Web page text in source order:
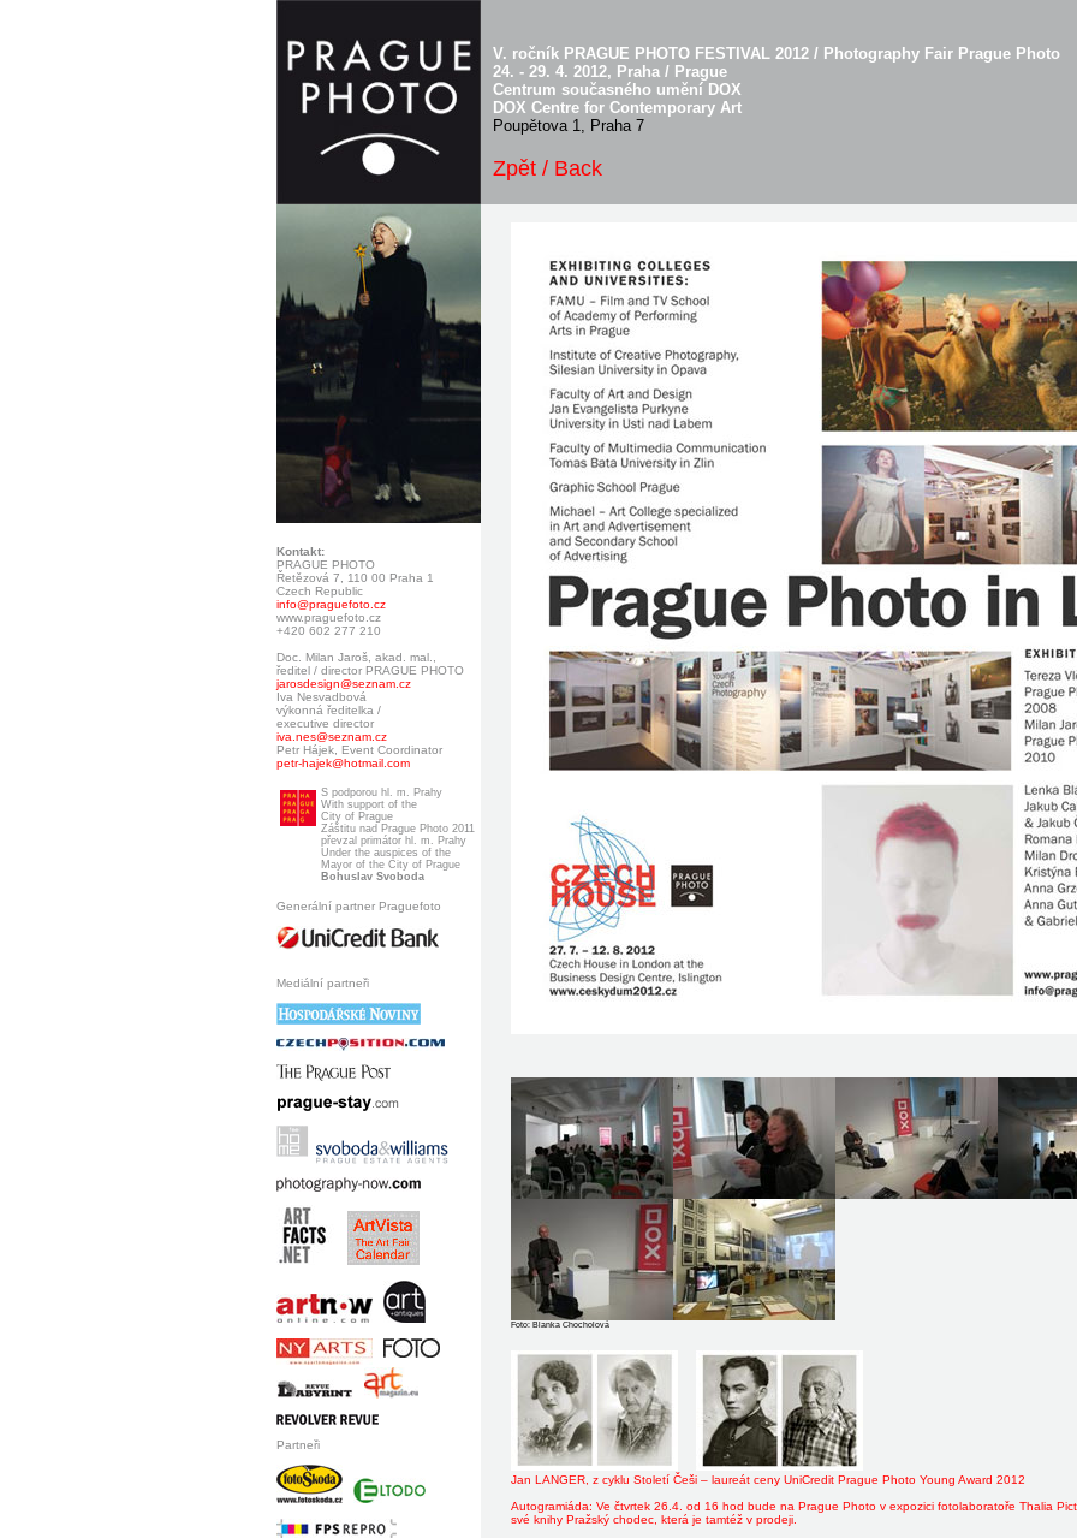
V. ročník PRAGUE PHOTO FESTIVAL 2012 / Photography Fair Prague Photo
24. - 29. 4. 2012, Praha / Prague
Centrum současného umění DOX
DOX Centre for Contemporary Art
Poupětova 1, Praha 7
Zpět / Back
Kontakt:
PRAGUE PHOTO
Řetězová 7, 110 00 Praha 1
Czech Republic
info@praguefoto.cz
www.praguefoto.cz
+420 602 277 210
Doc. Milan Jaroš, akad. mal.,
ředitel / director PRAGUE PHOTO
jarosdesign@seznam.cz
Iva Nesvadbová
výkonná ředitelka /
executive director
iva.nes@seznam.cz
Petr Hájek, Event Coordinator
petr-hajek@hotmail.com
S podporou hl. m. Prahy
With support of the
City of Prague
Záštitu nad Prague Photo 2011
převzal primátor hl. m. Prahy
Under the auspices of the
Mayor of the City of Prague
Bohuslav Svoboda
Generální partner Praguefoto
Mediální partneři
Partneři
Foto: Blanka Chocholová
Jan LANGER, z cyklu Století Češi – laureát ceny UniCredit Prague Photo Young Award 2012
Autogramiáda: Ve čtvrtek 26.4. od 16 hod bude na Prague Photo v expozici fotolaboratoře Thalia
své knihy Pražský chodec, která je tamtéž v prodeji.